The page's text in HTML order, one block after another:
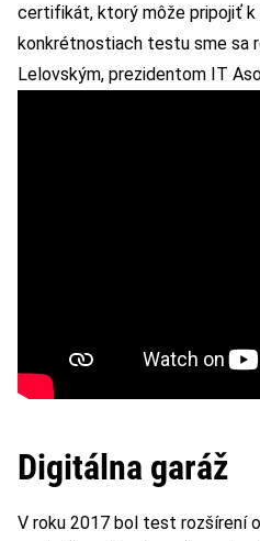
certifikát, ktorý môže pripojiť k
konkrétnostiach testu sme sa
Lelovským, prezidentom IT
Digitálna garáž
V roku 2017 bol test rozšírení